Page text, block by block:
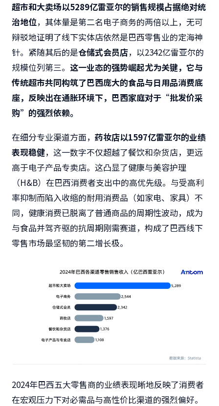
超市和大卖场以5289亿雷亚尔的销售规模占据绝对统
治地位，其体量是第二名电子商务的两倍以上，无可
辩驳地证明了线下实体店依然是巴西零售业的定海神
针。紧随其后的是仓储式会员店，以2342亿雷亚尔的
规模位列第三。 这一业态的强势崛起尤为关键，它与
传统超市共同构筑了巴西庞大的食品与日用品消费底
座，反映出在通胀环境下，巴西家庭对于“批发价采
购”的强烈依赖。
在细分专业渠道方面， 药妆店以1597亿雷亚尔的业绩
表现稳健，这一数字不仅超越了餐饮和杂货店，更远
高于电子产品专卖店。这凸显了健康与美容护理
（H&B）在巴西消费者支出中的高优先级。与受高利
率抑制而陷入收缩的耐用消费品（如家电、家具）不
同，健康消费已脱离了普通商品的周期性波动，成为
与食品并驾齐驱的抗周期刚需赛道，构成了巴西线下
零售市场最坚韧的第二增长极。
2024年巴西五大零售商的业绩表现晰地反映了消费者
在宏观压力下对必需品与高性价比渠道的强烈偏好。